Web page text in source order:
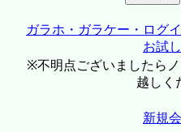
ガラホ・ガラケー・ログ
お試
※不明点ございましたら
越しく
新規